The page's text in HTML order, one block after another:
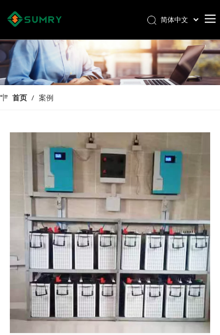
简体中文
Kiswahili
ไทย
Italiano
Pусский
Français
العربية
English
首页 / 案例